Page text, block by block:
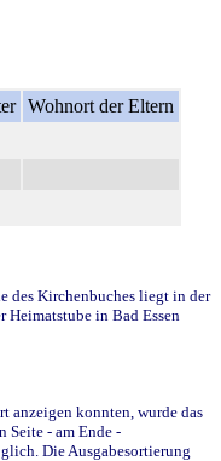
Wohnort der Eltern
des Kirchenbuches liegt in der
Heimatstube in Bad Essen
anzeigen konnten, wurde das
Seite - am Ende -
Die Ausgabesortierung